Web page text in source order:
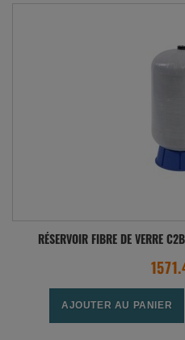
RÉSERVOIR FIBRE DE VERRE
AJOUTER AU PANIER